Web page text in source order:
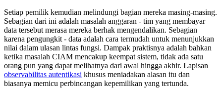
Setiap pemilik kemudian melindungi bagian mereka masing-masing.
Sebagian dari ini adalah masalah anggaran - tim yang membayar
data tersebut merasa mereka berhak mengendalikan. Sebagian
karena pengungkit - data adalah cara termudah untuk menunjukkan
nilai dalam ulasan lintas fungsi. Dampak praktisnya adalah bahkan
ketika masalah CIAM mencakup keempat sistem, tidak ada satu
orang pun yang dapat melihatnya dari awal hingga akhir. Lapisan
observabilitas autentikasi khusus meniadakan alasan itu dan
biasanya memicu perbincangan kepemilikan yang tertunda.